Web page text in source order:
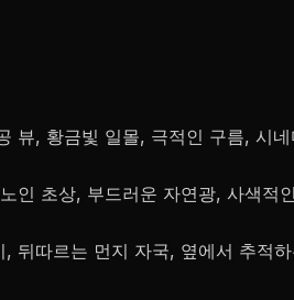
뷰, 황금빛 일몰, 극적인 구름, 시
인 초상, 부드러운 자연광, 사색적
뒤따르는 먼지 자국, 옆에서 추적